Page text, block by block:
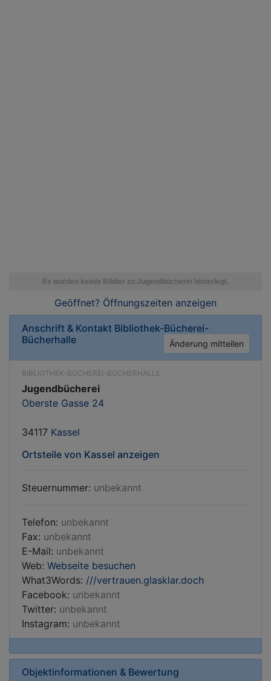
Geöffnet? Öffnungszeiten anzeigen
Anschrift & Kontakt Bibliothek-Bücherei-
Bücherhalle
Änderung mitteilen
BIBLIOTHEK-BÜCHEREI-BÜCHERHALLE
Jugendbücherei
Oberste Gasse 24
34117 Kassel
Ortsteile von Kassel anzeigen
Steuernummer: unbekannt
Telefon: unbekannt
Fax: unbekannt
E-Mail: unbekannt
Web: Webseite besuchen
What3Words: ///vertrauen.glasklar.doch
Facebook: unbekannt
Twitter: unbekannt
Instagram: unbekannt
Objektinformationen & Bewertung